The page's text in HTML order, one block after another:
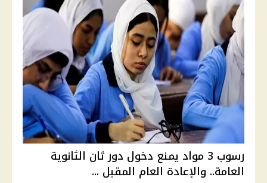
رسوب 3 مواد يمنع دخول دور ثان الثانوية
العامة.. والإعادة العام المقبل ...